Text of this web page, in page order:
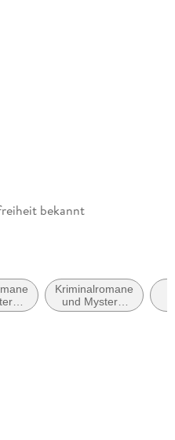
bekannt
Kriminalromane
und Mystery:
Cosy Mystery